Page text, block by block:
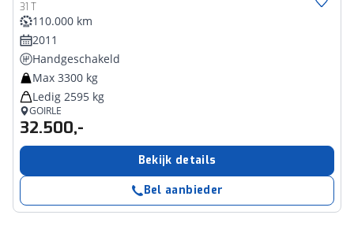
31 T
110.000 km
2011
Handgeschakeld
Max 3300 kg
Ledig 2595 kg
GOIRLE
32.500,-
Bekijk details
Bel aanbieder